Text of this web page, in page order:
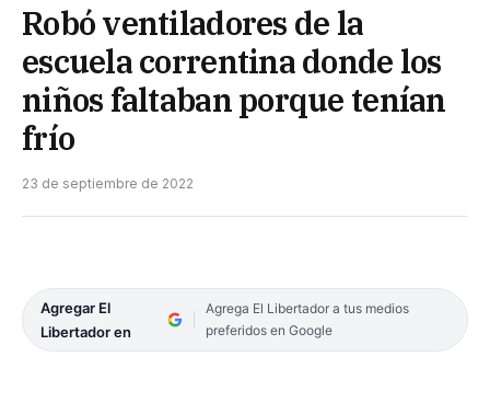
Robó ventiladores de la
escuela correntina donde los
niños faltaban porque tenían
frío
23 de septiembre de 2022
Agregar El
Libertador en
Agrega El Libertador a tus medios
preferidos en Google